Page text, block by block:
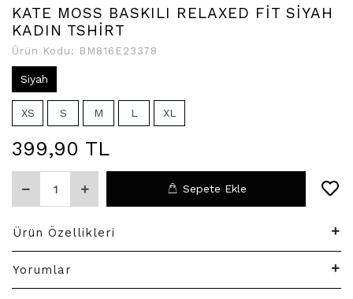
KATE MOSS BASKILI RELAXED FİT SİYAH
KADIN TSHİRT
Ürün Kodu: BM816E23378
Siyah
XS S M L XL
399,90 TL
Sepete Ekle
Ürün Özellikleri
Yorumlar